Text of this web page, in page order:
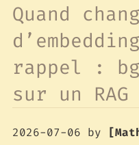
Quand
rappel :
sur un
2026-07-06 by